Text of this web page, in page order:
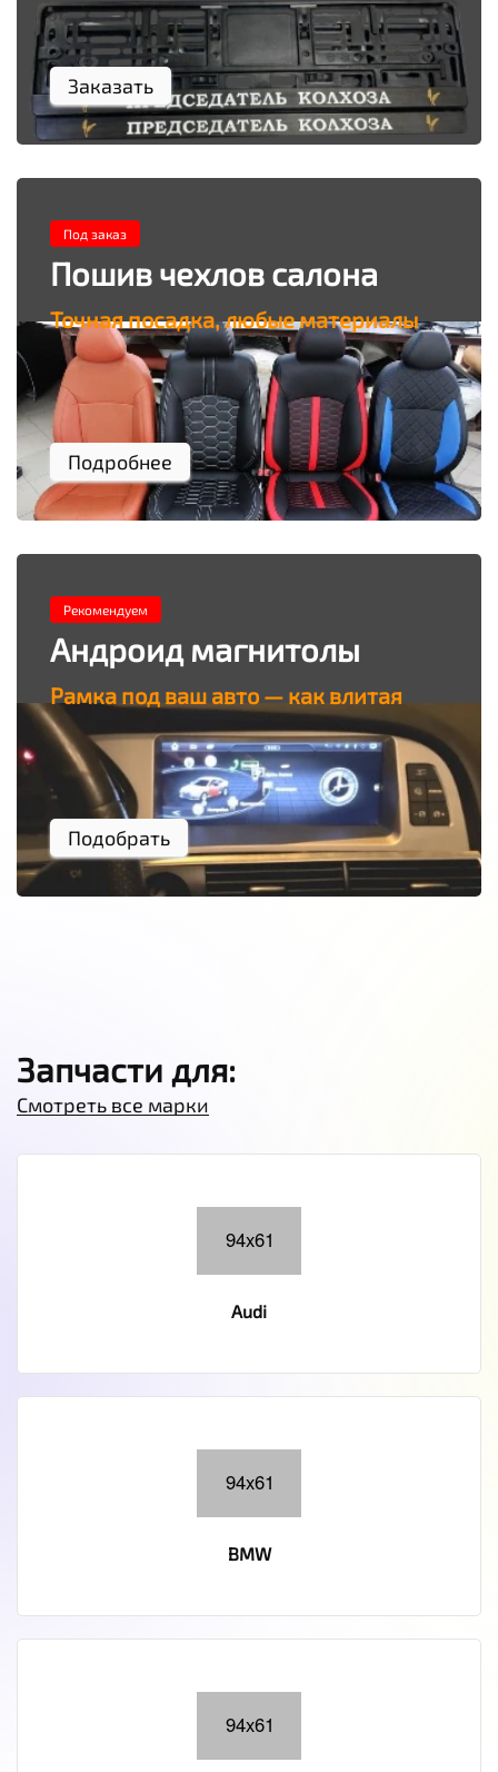
Заказать
Под заказ
Пошив чехлов салона
Точная посадка, любые материалы
Подробнее
Рекомендуем
Андроид магнитолы
Рамка под ваш авто — как влитая
Подобрать
Запчасти для:
Смотреть все марки
Audi
BMW